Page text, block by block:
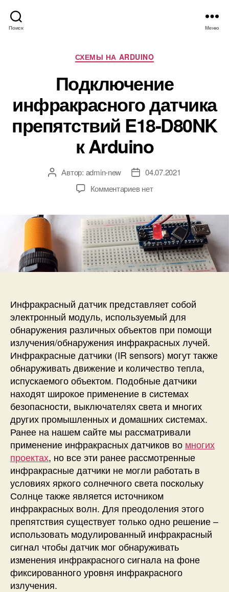
Поиск Меню
Р
у
б
р
и
к
и
СХЕМЫ НА ARDUINO
Подключение
инфракрасного датчика
препятствий E18-D80NK
к Arduino
А
р
з
а
п
и
с
Автор: admin-new
Д
т
з
а
п
и
с
и
04.07.2021
Комментариевк
п
и
с
и
П
к
л
ю
ч
е
н
и
е
и
ф
р
а
к
р
а
с
о
г
о
д
а
т
ч
нет
Инфракрасный датчик представляет собой
электронный модуль, используемый для
обнаружения различных объектов при помощи
излучения/обнаружения инфракрасных лучей.
Инфракрасные датчики (IR sensors) могут также
обнаруживать движение и количество тепла,
испускаемого объектом. Подобные датчики
находят широкое применение в системах
безопасности, выключателях света и многих
других промышленных и домашних системах.
Ранее на нашем сайте мы рассматривали
применение инфракрасных датчиков во многих
проектах, но все эти ранее рассмотренные
инфракрасные датчики не могли работать в
условиях яркого солнечного света поскольку
Солнце также является источником
инфракрасных волн. Для преодоления этого
препятствия существует только одно решение –
использовать модулированный инфракрасный
сигнал чтобы датчик мог обнаруживать
изменения инфракрасного сигнала на фоне
фиксированного уровня инфракрасного
излучения.